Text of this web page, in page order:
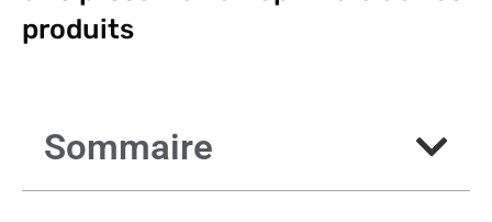
produits
Sommaire